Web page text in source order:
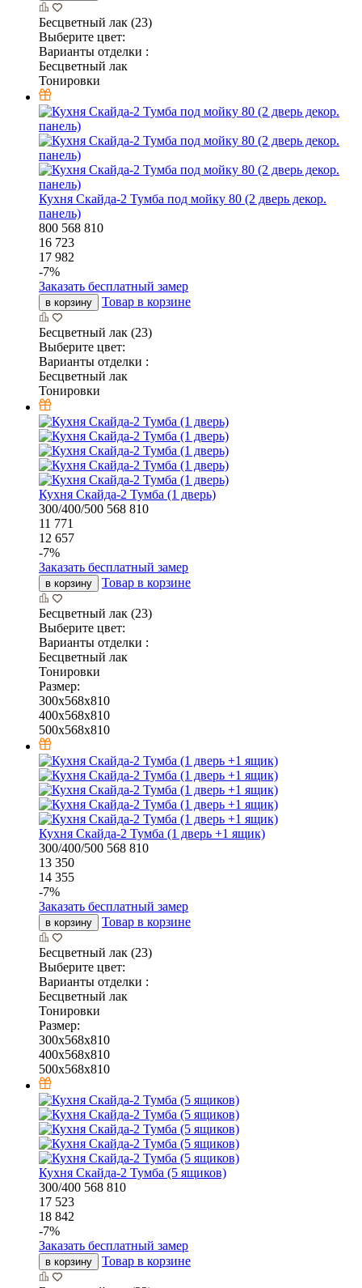
Бесцветный лак (23)
Выберите цвет:
Варианты отделки :
Бесцветный лак
Тонировки
Кухня Скайда-2 Тумба под мойку 80 (2 дверь декор.
панель)
800 568 810
16 723
17 982
-7%
Заказать бесплатный замер
в корзину Товар в корзине
Бесцветный лак (23)
Выберите цвет:
Варианты отделки :
Бесцветный лак
Тонировки
Кухня Скайда-2 Тумба (1 дверь)
300/400/500 568 810
11 771
12 657
-7%
Заказать бесплатный замер
в корзину Товар в корзине
Бесцветный лак (23)
Выберите цвет:
Варианты отделки :
Бесцветный лак
Тонировки
Размер:
300x568x810
400x568x810
500x568x810
Кухня Скайда-2 Тумба (1 дверь +1 ящик)
300/400/500 568 810
13 350
14 355
-7%
Заказать бесплатный замер
в корзину Товар в корзине
Бесцветный лак (23)
Выберите цвет:
Варианты отделки :
Бесцветный лак
Тонировки
Размер:
300x568x810
400x568x810
500x568x810
Кухня Скайда-2 Тумба (5 ящиков)
300/400 568 810
17 523
18 842
-7%
Заказать бесплатный замер
в корзину Товар в корзине